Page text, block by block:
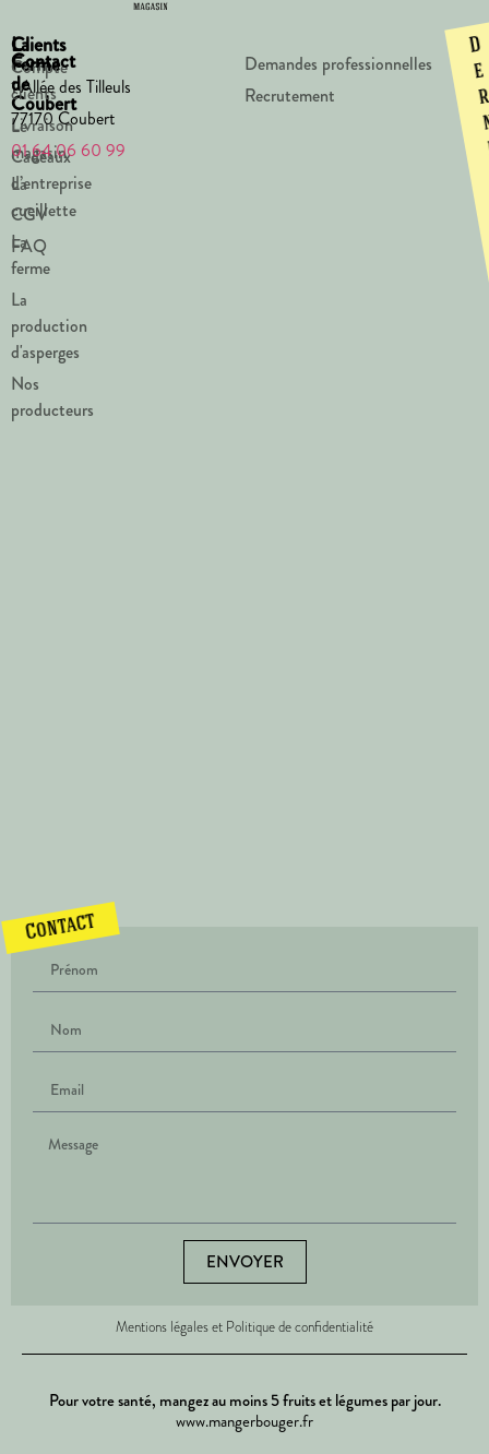
La
Ferme
de
Coubert
Le
magasin
La
cueillette
La
ferme
La
production
d'asperges
Nos
producteurs
Clients
Compte
clients
Livraison
Cadeaux
d’entreprise
CGV
FAQ
Contact
1 Allée des Tilleuls
77170 Coubert
01 64 06 60 99
Demandes professionnelles
Recrutement
D
e
Contact
ENVOYER
Mentions légales et Politique de confidentialité
Pour votre santé, mangez au moins 5 fruits et légumes par jour.
www.mangerbouger.fr